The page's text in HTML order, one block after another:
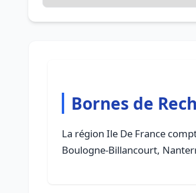
Bornes de
La région Ile De France
Boulogne-Billancourt,